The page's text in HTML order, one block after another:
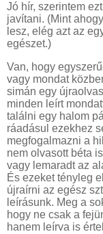
Jó hír, szerintem
javítani. (Mint
lesz, elég azt az
egészet.)
Van, hogy
vagy mondat
simán egy
minden leírt
találni egy halom
ráadásul ezekhez
megfogalmazni a
nem olvasott béta
vagy lemaradt az
És ezeket tényleg
újraírni az egész
leírásunk. Meg a
hogy ne csak a
hanem leírva is